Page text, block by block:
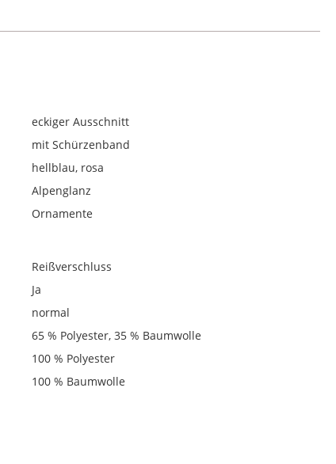
eckiger Ausschnitt
mit Schürzenband
hellblau, rosa
Alpenglanz
Ornamente
Reißverschluss
Ja
normal
65 % Polyester, 35 % Baumwolle
100 % Polyester
100 % Baumwolle